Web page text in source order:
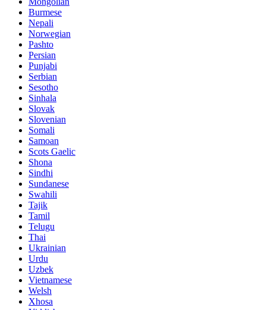
Burmese
Nepali
Norwegian
Pashto
Persian
Punjabi
Serbian
Sesotho
Sinhala
Slovak
Slovenian
Somali
Samoan
Scots Gaelic
Shona
Sindhi
Sundanese
Swahili
Tajik
Tamil
Telugu
Thai
Ukrainian
Urdu
Uzbek
Vietnamese
Welsh
Xhosa